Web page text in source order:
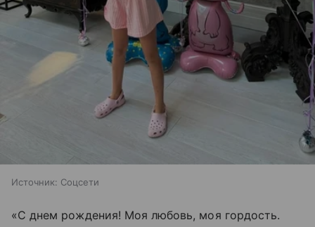
Источник: Соцсети
«С днем рождения! Моя любовь, моя гордость.